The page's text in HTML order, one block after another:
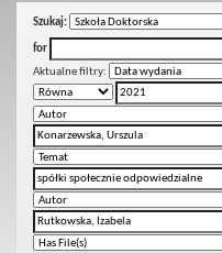
Szukaj:
for
Aktualne filtry: